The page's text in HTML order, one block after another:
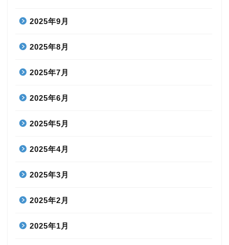
2025年9月
2025年8月
2025年7月
2025年6月
2025年5月
2025年4月
2025年3月
2025年2月
2025年1月